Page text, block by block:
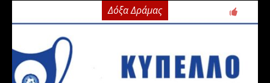
Δόξα Δράμας